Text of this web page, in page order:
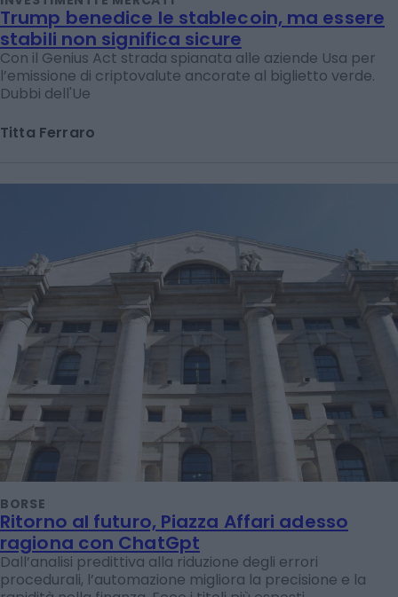
Trump benedice le stablecoin, ma essere
stabili non significa sicure
Con il Genius Act strada spianata alle aziende Usa per
l’emissione di criptovalute ancorate al biglietto verde.
Dubbi dell'Ue
Titta Ferraro
BORSE
Ritorno al futuro, Piazza Affari adesso
ragiona con ChatGpt
Dall’analisi predittiva alla riduzione degli errori
procedurali, l’automazione migliora la precisione e la